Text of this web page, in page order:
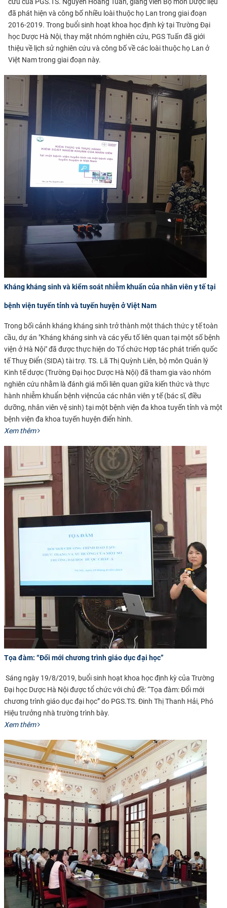
đã phát hiện và công bố nhiều loài thuộc họ Lan trong giai đoạn
2016-2019. Trong buổi sinh hoạt khoa học định kỳ tại Trường Đại
học Dược Hà Nội, thay mặt nhóm nghiên cứu, PGS Tuấn đã giới
thiệu về lịch sử nghiên cứu và công bố về các loài thuộc họ Lan ở
Việt Nam trong giai đoạn này.
Kháng kháng sinh và kiểm soát nhiễm khuẩn của nhân viên y tế tại
bệnh viện tuyến tỉnh và tuyến huyện ở Việt Nam
Trong bối cảnh kháng kháng sinh trở thành một thách thức y tế toàn
cầu, dự án "Kháng kháng sinh và các yếu tố liên quan tại một số bệnh
viện ở Hà Nội" đã được thực hiện do Tổ chức Hợp tác phát triển quốc
tế Thuỵ Điển (SIDA) tài trợ. TS. Lã Thị Quỳnh Liên, bộ môn Quản lý
Kinh tế dược (Trường Đại học Dược Hà Nội) đã tham gia vào nhóm
nghiên cứu nhằm làđánh giá mối liên quan giữa kiến thứcvà thực
hành nhiễm khuẩn bệnh việncủa các nhân viên y tế(bác sĩ, điều
dưỡng, nhân viên vệ sinh)tại một bệnh viện đa khoa tuyến tỉnh và một
bệnh viện đa khoa tuyến huyện điển hình.
Xem thêm
Tọa đàm: “Đổi mới chương trình giáo dục đại học”
​Sáng ngày 19/8/2019, buổi sinh hoạt khoa học định kỳ của Trường
Đại học Dược Hà Nội được tổ chức với chủ đề: “Tọa đàm: Đổi mới
chương trình giáo dục đại học” do PGS.TS. Đinh Thị Thanh Hải, Phó
Hiệu trưởng nhà trường trình bày.
Xem thêm